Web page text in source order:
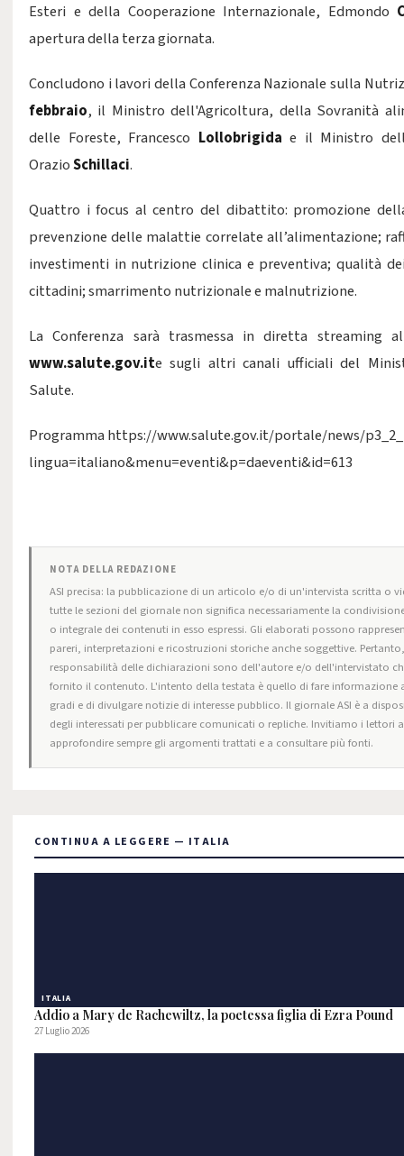
Esteri e della Cooperazione Internazionale, Edmondo
apertura della terza giornata.
Concludono i lavori della Conferenza Nazionale sulla
febbraio, il Ministro dell'Agricoltura, della Sovranità
delle Foreste, Francesco Lollobrigida e il Ministro
OrazioSchillaci.
Quattro i focus al centro del dibattito: promozione
prevenzione delle malattie correlate all’alimentazione;
investimenti in nutrizione clinica e preventiva; qualità
cittadini; smarrimento nutrizionale e malnutrizione.
La Conferenza sarà trasmessa in diretta streaming
www.salute.gov.ite sugli altri canali ufficiali del
Salute.
Programma https://www.salute.gov.it/portale/news/
lingua=italiano&menu=eventi&p=daeventi&id=613
NOTA DELLA REDAZIONE
ASI precisa: la pubblicazione di un articolo e/o di un'intervista scritta o
tutte le sezioni del giornale non significa necessariamente la
o integrale dei contenuti in esso espressi. Gli elaborati possono
pareri, interpretazioni e ricostruzioni storiche anche soggettive.
responsabilità delle dichiarazioni sono dell'autore e/o dell'intervistato
fornito il contenuto. L'intento della testata è quello di fare informazione
gradi e di divulgare notizie di interesse pubblico. Il giornale ASI è a
degli interessati per pubblicare comunicati o repliche. Invitiamo i lettori
approfondire sempre gli argomenti trattati e a consultare più fonti.
CONTINUA A LEGGERE — ITALIA
ITALIA
Addio a Mary de Rachewiltz, la poetessa figlia di Ezra Pound
27 Luglio 2026